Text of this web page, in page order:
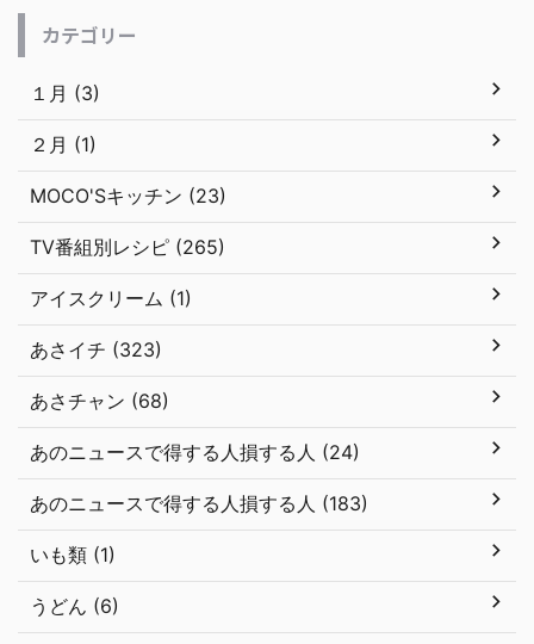
カテゴリー
１月 (3)
２月 (1)
MOCO'Sキッチン (23)
TV番組別レシピ (265)
アイスクリーム (1)
あさイチ (323)
あさチャン (68)
あのニュースで得する人損する人 (24)
あのニュースで得する人損する人 (183)
いも類 (1)
うどん (6)